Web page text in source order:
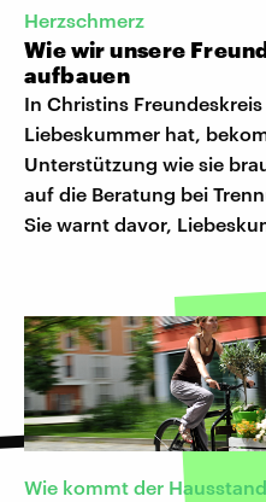
Herzschmerz
Wie wir unsere
aufbauen
In Christins
Liebeskummer hat,
Unterstützung wie sie
auf die Beratung bei
Sie warnt davor,
Wie kommt der